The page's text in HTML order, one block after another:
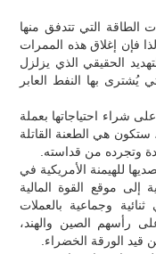
الطاقة التي تتدفق منها
لذا فإن إغلاق هذه الممرات
الحقيقي الذي يزلزل
يُشترى بها النفط العابر
شراء احتياجاتها بعملة
ستكون هي الطعنة القاتلة
وتجرده من قداسته.
للهيمنة الأمريكية في
إلى موقع القوة المالية
وجماعية بالعملات
رأسهم الصين والهند،
الورقة الخضراء.